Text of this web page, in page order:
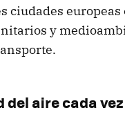
ciudades europeas
y
del aire cada